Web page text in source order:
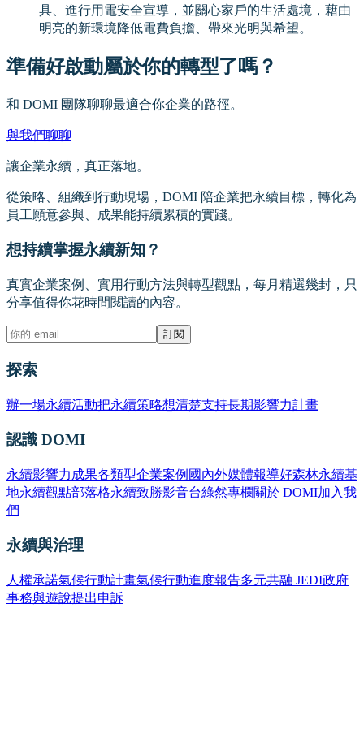
具、進行用電安全宣導，並關心家戶的生活處境，藉由
明亮的新環境降低電費負擔、帶來光明與希望。
準備好啟動屬於你的轉型了嗎？
和 DOMI 團隊聊聊最適合你企業的路徑。
與我們聊聊
讓企業永續，真正落地。
從策略、組織到行動現場，DOMI 陪企業把永續目標，轉化為
員工願意參與、成果能持續累積的實踐。
想持續掌握永續新知？
真實企業案例、實用行動方法與轉型觀點，每月精選幾封，只
分享值得你花時間閱讀的內容。
訂閱
探索
辦一場永續活動把永續策略想清楚支持長期影響力計畫
認識 DOMI
永續影響力成果各類型企業案例 國內外媒體報導好森林永續基
地永續觀點部落格永續致勝影音台綠然專欄關於 DOMI加入我
們
永續與治理
人權承諾氣候行動計畫氣候行動進度報告多元共融 JEDI政府
事務與遊說提出申訴